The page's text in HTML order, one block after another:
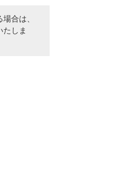
合は、
たしま